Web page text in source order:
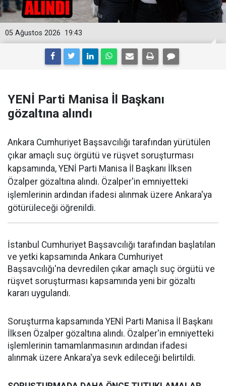
19:43
05 Ağustos 2026
YENİ Parti Manisa İl Başkanı
gözaltına alındı
Ankara Cumhuriyet Başsavcılığı tarafından yürütülen
çıkar amaçlı suç örgütü ve rüşvet soruşturması
kapsamında, YENİ Parti Manisa İl Başkanı İlksen
Özalper gözaltına alındı. Özalper'in emniyetteki
işlemlerinin ardından ifadesi alınmak üzere Ankara'ya
götürüleceği öğrenildi.
İstanbul Cumhuriyet Başsavcılığı tarafından başlatılan
ve yetki kapsamında Ankara Cumhuriyet
Başsavcılığı'na devredilen çıkar amaçlı suç örgütü ve
rüşvet soruşturması kapsamında yeni bir gözaltı
kararı uygulandı.
Soruşturma kapsamında YENİ Parti Manisa İl Başkanı
İlksen Özalper gözaltına alındı. Özalper'in emniyetteki
işlemlerinin tamamlanmasının ardından ifadesi
alınmak üzere Ankara'ya sevk edileceği belirtildi.